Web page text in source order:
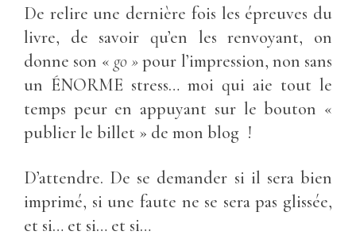
De relire une dernière fois les épreuves du
livre, de savoir qu’en les renvoyant, on
donne son « go »pour l’impression, non sans
un ÉNORME stress… moi qui aie tout le
temps peur en appuyant sur le bouton «
publier le billet » de mon blog !
D’attendre. De se demander si il sera bien
imprimé, si une faute ne se sera pas glissée,
et si… et si… et si…